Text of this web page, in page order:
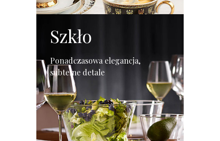
Szkło
Ponadczasowa elegancja,
subtelne detale